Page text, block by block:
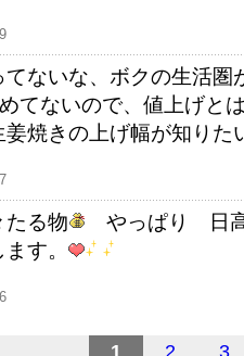
ないな、ボクの生活圏
てないので、値上げと
焼きの上げ幅が知りた
たる物 やっぱり 日高
す。
1 2 3